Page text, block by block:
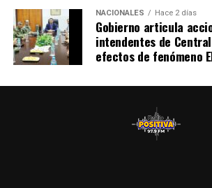
ciudadanía en caso de necesidad,
autoridades nacionales.
NACIONALES Hace 2 días
Gobierno articula
intendentes de
efectos de fenómeno